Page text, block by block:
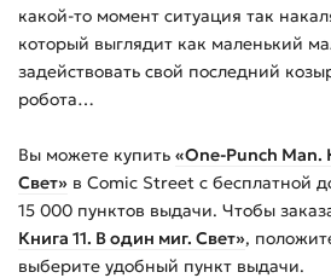
какой-то момент ситуация так
который выглядит как маленький
задействовать свой последний
робота…
Вы можете купить «One-Punch Man.
Свет» в Comic Street с бесплатной
15 000 пунктов выдачи. Чтобы
Книга 11. В один миг. Свет»,
выберите удобный пункт выдачи.